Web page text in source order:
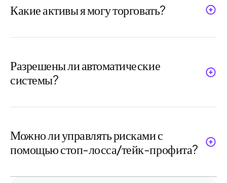
эксклюзивные функции.
Какие активы я могу торговать?
Более100 инструментов CFD, включая
Разрешены ли автоматические
системы?
Да,советники и торговые боты
Neex.
Можно ли управлять рисками с
помощью стоп-лосса/тейк-профита?
Конечно —инструменты управления